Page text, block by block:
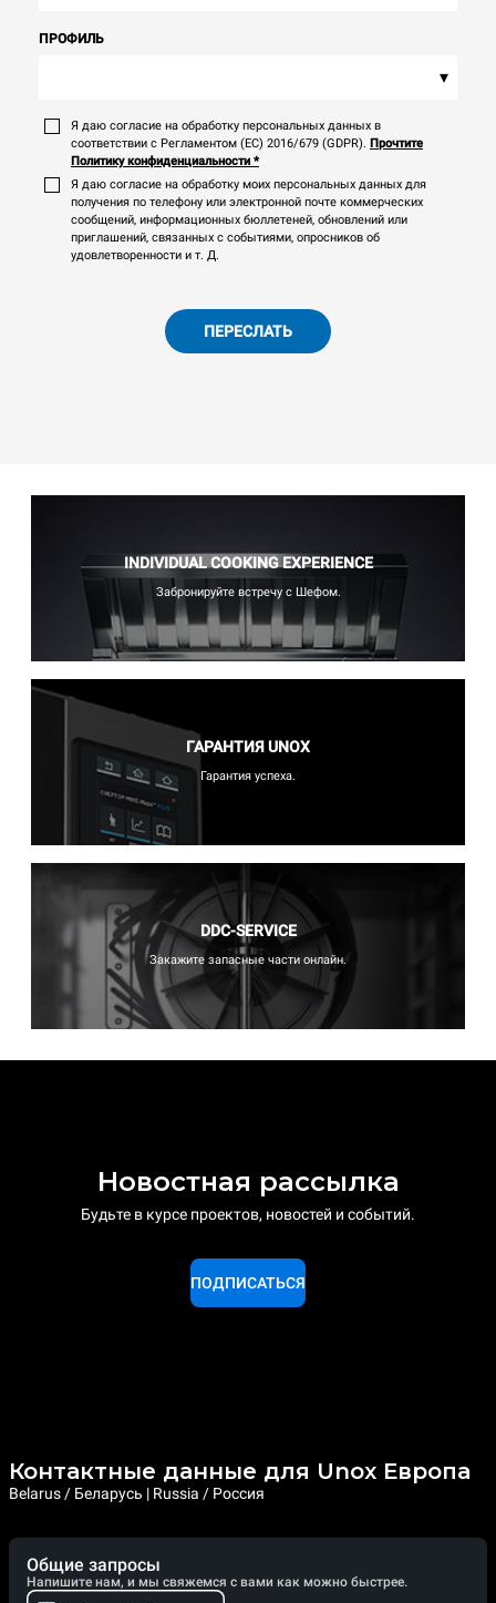
ПРОФИЛЬ
▾
Я даю согласие на обработку персональных данных в
соответствии с Регламентом (ЕС) 2016/679 (GDPR). Прочтите
Политику конфиденциальности *
Я даю согласие на обработку моих персональных данных для
получения по телефону или электронной почте коммерческих
сообщений, информационных бюллетеней, обновлений или
приглашений, связанных с событиями, опросников об
удовлетворенности и т. Д.
ПЕРЕСЛАТЬ
INDIVIDUAL COOKING EXPERIENCE
Забронируйте встречу с Шефом.
ГАРАНТИЯ UNOX
Гарантия успеха.
DDC-SERVICE
Закажите запасные части онлайн.
Новостная рассылка
Будьте в курсе проектов, новостей и событий.
ПОДПИСАТЬСЯ
Контактные данные для Unox Европа
Belarus / Беларусь | Russia / Россия
Общие запросы
Напишите нам, и мы свяжемся с вами как можно быстрее.